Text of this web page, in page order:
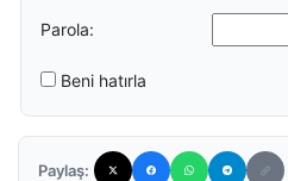
Parola:
Beni hatırla
Paylaş: